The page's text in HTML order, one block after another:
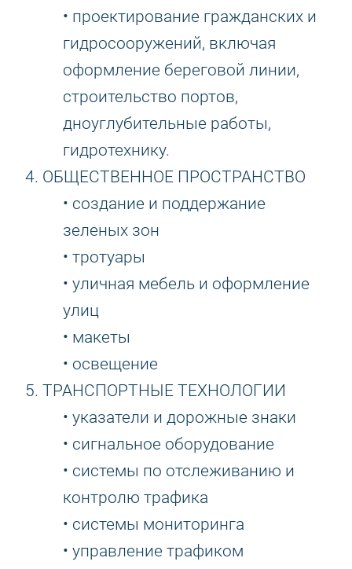
• проектирование гражданских и
гидросооружений, включая
оформление береговой линии,
строительство портов,
дноуглубительные работы,
гидротехнику.
4. ОБЩЕСТВЕННОЕ ПРОСТРАНСТВО
• создание и поддержание
зеленых зон
• тротуары
• уличная мебель и оформление
улиц
• макеты
• освещение
5. ТРАНСПОРТНЫЕ ТЕХНОЛОГИИ
• указатели и дорожные знаки
• сигнальное оборудование
• системы по отслеживанию и
контролю трафика
• системы мониторинга
• управление трафиком